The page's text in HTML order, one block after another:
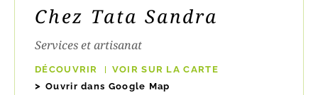
Chez Tata Sandra
Services et artisanat
DÉCOUVRIR
VOIR SUR LA CARTE
Ouvrir dans Google Map